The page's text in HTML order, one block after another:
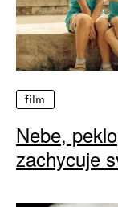
film
Nebe,
zachycuje